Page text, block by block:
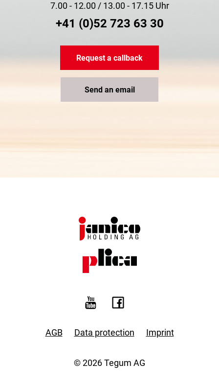
7.00 - 12.00 / 13.00 - 17.15 Uhr
+41 (0)52 723 63 30
Request a callback
Send an email
AGB Data protection Imprint
© 2026 Tegum AG